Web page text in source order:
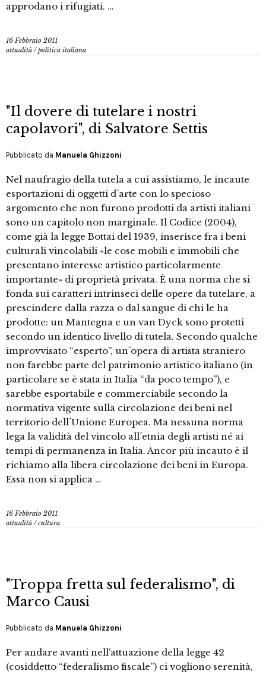
approdano i rifugiati. …
16 Febbraio 2011
attualità /politica italiana
"Il dovere di tutelare i nostri
capolavori", di Salvatore Settis
Pubblicato da Manuela Ghizzoni
Nel naufragio della tutela a cui assistiamo, le incaute
esportazioni di oggetti d´arte con lo specioso
argomento che non furono prodotti da artisti italiani
sono un capitolo non marginale. Il Codice (2004),
come già la legge Bottai del 1939, inserisce fra i beni
culturali vincolabili «le cose mobili e immobili che
presentano interesse artistico particolarmente
importante» di proprietà privata. È una norma che si
fonda sui caratteri intrinseci delle opere da tutelare, a
prescindere dalla razza o dal sangue di chi le ha
prodotte: un Mantegna e un van Dyck sono protetti
secondo un identico livello di tutela. Secondo qualche
improvvisato “esperto”, un´opera di artista straniero
non farebbe parte del patrimonio artistico italiano (in
particolare se è stata in Italia “da poco tempo”), e
sarebbe esportabile e commerciabile secondo la
normativa vigente sulla circolazione dei beni nel
territorio dell´Unione Europea. Ma nessuna norma
lega la validità del vincolo all´etnia degli artisti né ai
tempi di permanenza in Italia. Ancor più incauto è il
richiamo alla libera circolazione dei beni in Europa.
Essa non si applica …
16 Febbraio 2011
attualità /cultura
"Troppa fretta sul federalismo", di
Marco Causi
Pubblicato da Manuela Ghizzoni
Per andare avanti nell’attuazione della legge 42
(cosiddetto “federalismo fiscale”) ci vogliono serenità,